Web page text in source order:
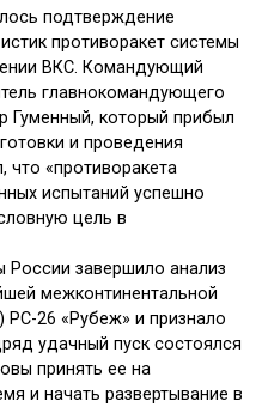
подтверждение
противоракет системы
ВКС. Командующий
главнокомандующего
Гуменный, который прибыл
и проведения
что «противоракета
испытаний успешно
цель в
России завершило анализ
межконтинентальной
26 «Рубеж» и признало
удачный пуск состоялся
принять ее на
и начать развертывание в